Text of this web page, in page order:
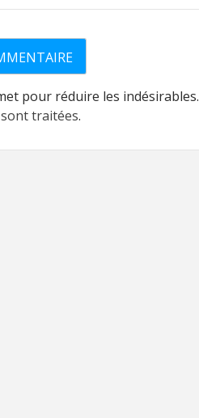
pour réduire les indésirables.
traitées.